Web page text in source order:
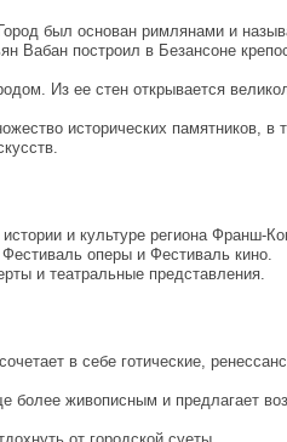
был основан римлянами и
Вабан построил в Безансоне
Из ее стен открывается
исторических памятников, в
и культуре региона Франш-
оперы и Фестиваль кино.
и театральные представления.
в себе готические,
более живописным и предлагает